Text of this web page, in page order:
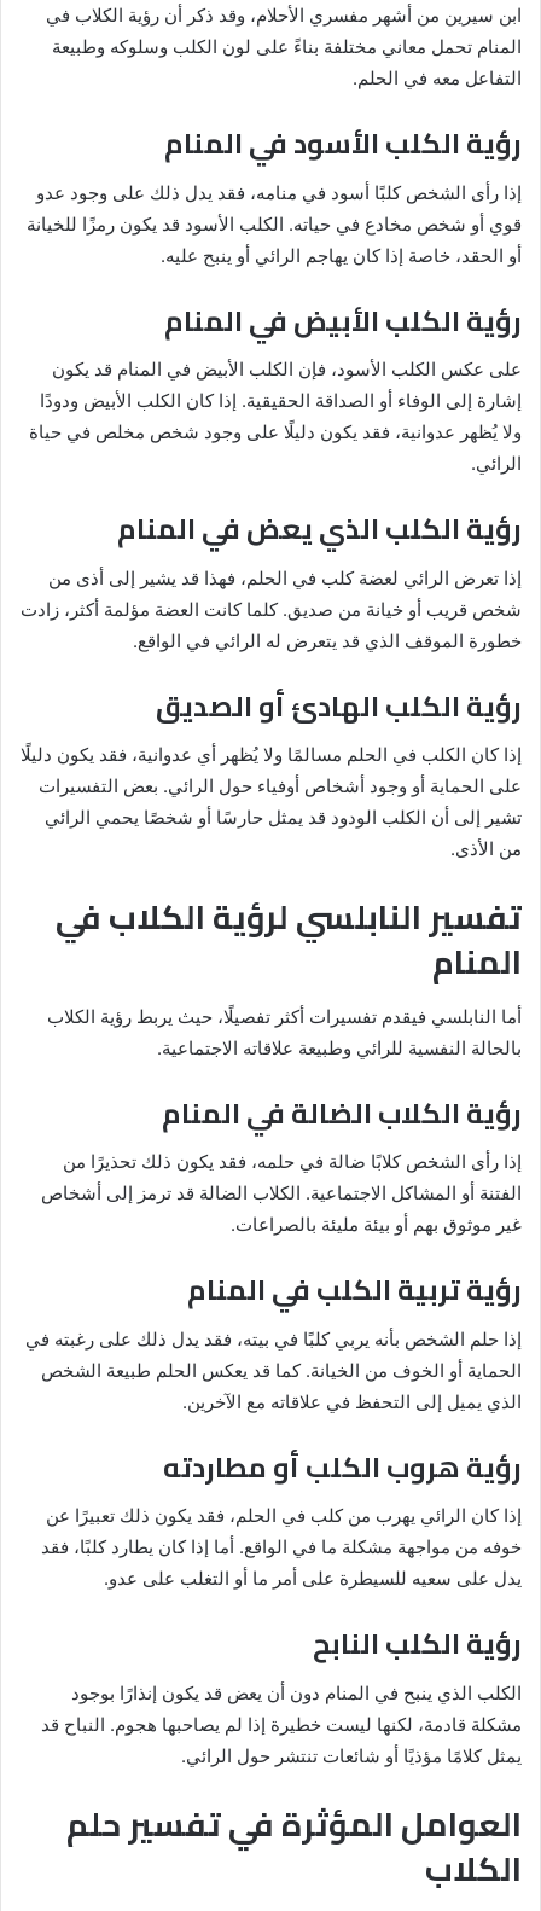
ابن سيرين من أشهر مفسري الأحلام، وقد ذكر أن رؤية الكلاب في
المنام تحمل معاني مختلفة بناءً على لون الكلب وسلوكه وطبيعة
التفاعل معه في الحلم.
رؤية الكلب الأسود في المنام
إذا رأى الشخص كلبًا أسود في منامه، فقد يدل ذلك على وجود عدو
قوي أو شخص مخادع في حياته. الكلب الأسود قد يكون رمزًا للخيانة
أو الحقد، خاصة إذا كان يهاجم الرائي أو ينبح عليه.
رؤية الكلب الأبيض في المنام
على عكس الكلب الأسود، فإن الكلب الأبيض في المنام قد يكون
إشارة إلى الوفاء أو الصداقة الحقيقية. إذا كان الكلب الأبيض ودودًا
ولا يُظهر عدوانية، فقد يكون دليلًا على وجود شخص مخلص في حياة
الرائي.
رؤية الكلب الذي يعض في المنام
إذا تعرض الرائي لعضة كلب في الحلم، فهذا قد يشير إلى أذى من
شخص قريب أو خيانة من صديق. كلما كانت العضة مؤلمة أكثر، زادت
خطورة الموقف الذي قد يتعرض له الرائي في الواقع.
رؤية الكلب الهادئ أو الصديق
إذا كان الكلب في الحلم مسالمًا ولا يُظهر أي عدوانية، فقد يكون دليلًا
على الحماية أو وجود أشخاص أوفياء حول الرائي. بعض التفسيرات
تشير إلى أن الكلب الودود قد يمثل حارسًا أو شخصًا يحمي الرائي
من الأذى.
تفسير النابلسي لرؤية الكلاب في
المنام
أما النابلسي فيقدم تفسيرات أكثر تفصيلًا، حيث يربط رؤية الكلاب
بالحالة النفسية للرائي وطبيعة علاقاته الاجتماعية.
رؤية الكلاب الضالة في المنام
إذا رأى الشخص كلابًا ضالة في حلمه، فقد يكون ذلك تحذيرًا من
الفتنة أو المشاكل الاجتماعية. الكلاب الضالة قد ترمز إلى أشخاص
غير موثوق بهم أو بيئة مليئة بالصراعات.
رؤية تربية الكلب في المنام
إذا حلم الشخص بأنه يربي كلبًا في بيته، فقد يدل ذلك على رغبته في
الحماية أو الخوف من الخيانة. كما قد يعكس الحلم طبيعة الشخص
الذي يميل إلى التحفظ في علاقاته مع الآخرين.
رؤية هروب الكلب أو مطاردته
إذا كان الرائي يهرب من كلب في الحلم، فقد يكون ذلك تعبيرًا عن
خوفه من مواجهة مشكلة ما في الواقع. أما إذا كان يطارد كلبًا، فقد
يدل على سعيه للسيطرة على أمر ما أو التغلب على عدو.
رؤية الكلب النابح
الكلب الذي ينبح في المنام دون أن يعض قد يكون إنذارًا بوجود
مشكلة قادمة، لكنها ليست خطيرة إذا لم يصاحبها هجوم. النباح قد
يمثل كلامًا مؤذيًا أو شائعات تنتشر حول الرائي.
العوامل المؤثرة في تفسير حلم
الكلاب